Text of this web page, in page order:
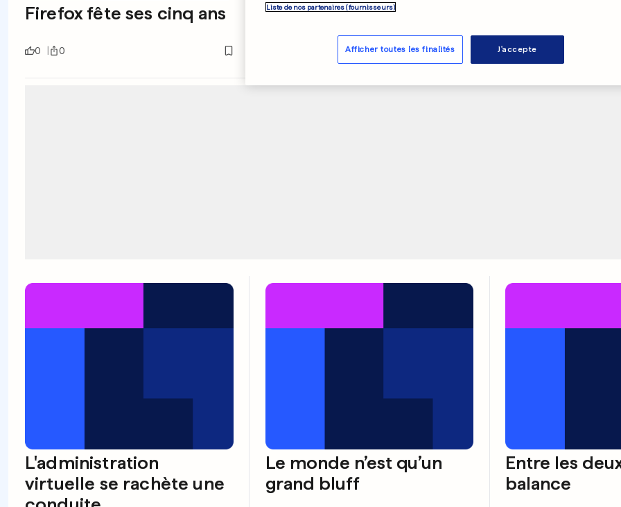
Firefox fête ses cinq ans
0 0
Liga
0
L'administration
virtuelle se rachète une
Le monde n’est qu’un
grand bluff
Entre les
balance
Liste de nos partenaires (fournisseurs)
Afficher toutes les finalités J'accepte